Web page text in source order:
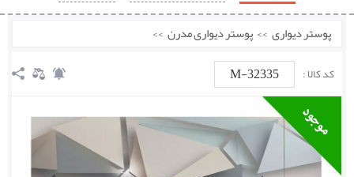
محصولات مرتبط
پوستر دیواری >> پوستر دیواری مدرن >>
کد کالا : M-32335